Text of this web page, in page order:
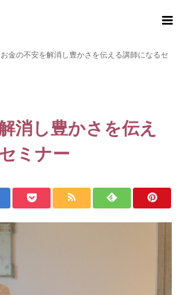
お金の不安を解消し豊かさを伝える講師になるセ
消し豊かさを伝え
ミナー